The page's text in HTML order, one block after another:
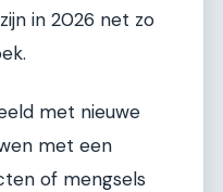
in 2026 net zo
met nieuwe
met een
of mengsels